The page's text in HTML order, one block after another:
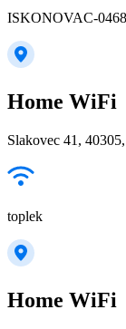
ISKONOVAC-
Home WiFi
Slakovec 41,
toplek
Home WiFi